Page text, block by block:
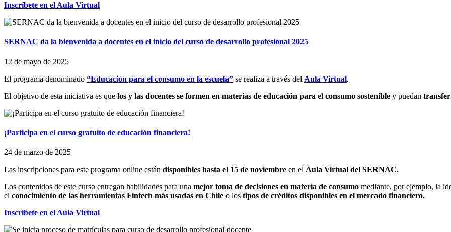
Inscríbete en el Aula Virtual
SERNAC da la bienvenida a docentes en el inicio del curso de desarrollo profesional 2025
12 de mayo de 2025
El programa denominado “Educación para el consumo en la escuela” se realiza a través del Aula Virtual.
El objetivo de esta iniciativa es que los y las docentes se formen en materias de educación para el consumo sostenible y puedan
¡Participa en el curso gratuito de educación financiera!
24 de marzo de 2025
Las inscripciones para este programa online están disponibles hasta el 15 de noviembre en el Aula Virtual del SERNAC.
Los contenidos de este curso entregan habilidades para una mejor toma de decisiones en materia de consumo mediante, por ejemplo, la
el conocimiento de las herramientas Fintech más usadas en Chile o los tipos de créditos disponibles en el mercado financiero.
Inscríbete en el Aula Virtual